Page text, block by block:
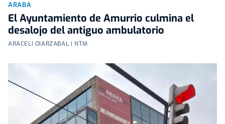
ARABA
El Ayuntamiento de Amurrio culmina el
desalojo del antiguo ambulatorio
ARACELI OIARZABAL | NTM